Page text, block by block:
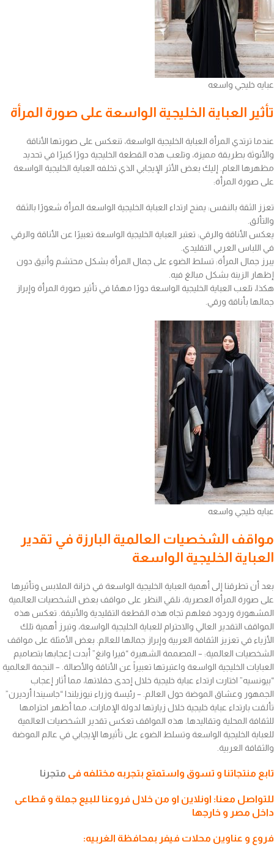
عبايه خليجي واسعه
تأثير العباية الخليجية الواسعة على صورة المرأة
عندما ترتدي المرأة العباية الخليجية الواسعة، تنعكس على صورتها الأناقة
والأنوثة بطريقة مميزة، وتلعب هذه القطعة الخليجية دورًا كبيرًا في تحديد
مظهرها العام. إليك بعض الأثر الإيجابي الذي تخلفه العباية الخليجية الواسعة
على صورة المرأة:
تعزز الثقة بالنفس: يمنح ارتداء العباية الخليجية الواسعة المرأة شعورًا بالثقة
والتألق.
يعكس الأناقة والرقي: تعتبر العباية الخليجية الواسعة تعبيرًا عن الأناقة والرقي
في اللباس العربي التقليدي.
يبرز جمال المرأة: تسلط الضوء على جمال المرأة بشكل محتشم وأنيق دون
إظهار الزينة بشكل مبالغ فيه.
هكذا، تلعب العباية الخليجية الواسعة دورًا مهمًا في تأثير صورة المرأة وإبراز
جمالها بأناقة ورقي.
عبايه خليجي واسعه
مواقف الشخصيات العالمية البارزة في تقدير
العباية الخليجية الواسعة
بعد أن تطرقنا إلى أهمية العباية الخليجية الواسعة في خزانة الملابس وتأثيرها
على صورة المرأة العصرية، نلقي النظر على مواقف بعض الشخصيات العالمية
المشهورة وردود فعلهم تجاه هذه القطعة التقليدية والأنيقة. تعكس هذه
المواقف التقدير العالي والاحترام للعباية الخليجية الواسعة، وتبرز أهمية تلك
الأزياء في تعزيز الثقافة العربية وإبراز جمالها للعالم. بعض الأمثلة على مواقف
الشخصيات العالمية: – المصممة الشهيرة “فيرا وانغ” أبدت إعجابها بتصاميم
العبايات الخليجية الواسعة واعتبرتها تعبيراً عن الأناقة والأصالة. – النجمة العالمية
“بيونسيه” اختارت ارتداء عباية خليجية خلال إحدى حفلاتها، مما أثار إعجاب
الجمهور وعشاق الموضة حول العالم. – رئيسة وزراء نيوزيلندا “جاسيندا أرديرن”
تألقت بارتداء عباية خليجية خلال زيارتها لدولة الإمارات، مما أظهر احترامها
للثقافة المحلية وتقاليدها. هذه المواقف تعكس تقدير الشخصيات العالمية
للعباية الخليجية الواسعة وتسلط الضوء على تأثيرها الإيجابي في عالم الموضة
والثقافة العربية.
تابع منتجاتنا و تسوق واستمتع بتجربه مختلفه فى متجرنا
للتواصل معنا: اونلاين او من خلال فروعنا للبيع جملة و قطاعى
داخل مصر و خارجها
فروع و عناوين محلات فيفر بمحافظة الغربيه: